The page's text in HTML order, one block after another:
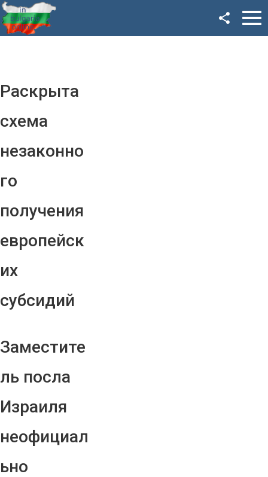
Раскрыта
схема
незаконно
го
получения
европейск
их
субсидий
Заместите
ль посла
Израиля
неофициал
ьно